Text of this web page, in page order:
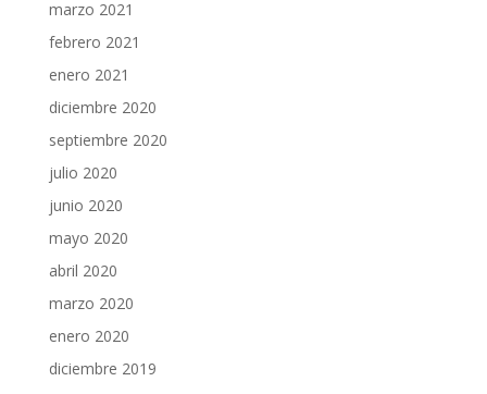
marzo 2021
febrero 2021
enero 2021
diciembre 2020
septiembre 2020
julio 2020
junio 2020
mayo 2020
abril 2020
marzo 2020
enero 2020
diciembre 2019